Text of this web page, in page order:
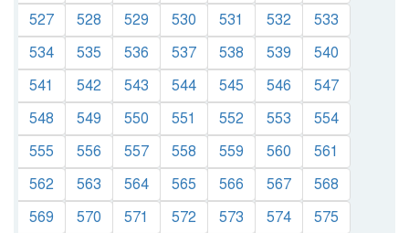
527
528 529 530 531 532
533
534
535 536 537 538 539
540
541
542 543 544 545 546
547
548
549 550 551 552 553
554
555
556 557 558 559 560
561
562
563 564 565 566 567
568
569
570 571 572 573 574
575